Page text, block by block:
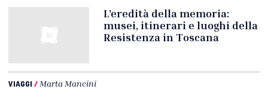
L’eredità della memoria:
musei, itinerari e luoghi della
Resistenza in Toscana
VIAGGI / Marta Mancini